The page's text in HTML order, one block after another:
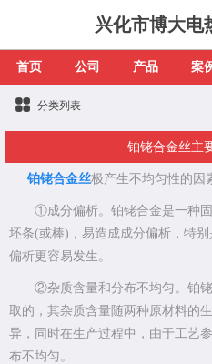
兴化市博大电
首页 公司 产品 案
分类列表
铂铑合金丝主
铂铑合金丝极产生不均匀性的因
①成分偏析。铂铑合金是一种固
坯条(或棒)，易造成成分偏析，特
偏析更容易发生。
②杂质含量和分布不均匀。铂铑
取的，其杂质含量随两种原材料的
异，同时在生产过程中，由于工艺
布不均匀。